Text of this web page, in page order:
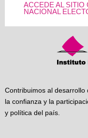
ACCEDE AL SITIO
NACIONAL
Contribuimos al
la confianza y la
y política del país.